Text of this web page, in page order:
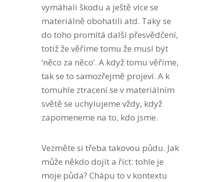
vymáhali škodu a ještě více se
materiálně obohatili atd. Taky se
do toho promítá další přesvědčení,
totiž že věříme tomu že musí být
‘něco za něco’. A když tomu věříme,
tak se to samozřejmě projeví. A k
tomuhle ztracení se v materiálním
světě se uchylujeme vždy, když
zapomeneme na to, kdo jsme.
Vezměte si třeba takovou půdu. Jak
může někdo dojít a říct: tohle je
moje půda? Chápu to v kontextu